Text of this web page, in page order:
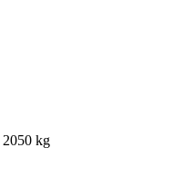
2050 kg